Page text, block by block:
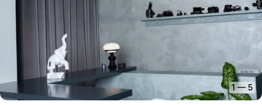
1— 5